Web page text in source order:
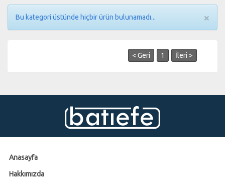
×
Bu kategori üstünde hiçbir ürün bulunamadı...
< Geri 1 İleri >
Anasayfa
Hakkımızda